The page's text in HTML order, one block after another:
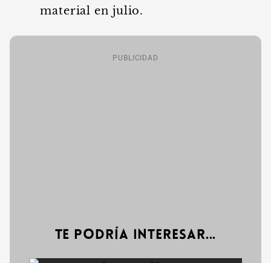
material en julio.
PUBLICIDAD
Te podría interesar...